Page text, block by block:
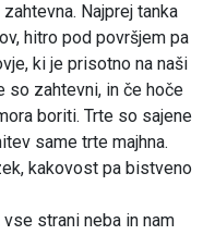
Najprej tanka
hitro pod površjem pa
ki je prisotno na naši
so zahtevni, in če hoče
boriti. Trte so sajene
same trte majhna.
kakovost pa bistveno
strani neba in nam